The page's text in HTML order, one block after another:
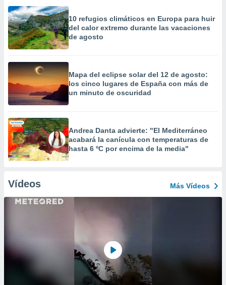
10 refugios climáticos en Europa para huir
del calor extremo durante las vacaciones
de agosto
Mapa del eclipse solar del 12 de agosto:
los cinco lugares de España con más de
un minuto de oscuridad
Andrea Danta advierte: "El Mediterráneo
acabará la canícula con temperaturas de
hasta 6 ºC por encima de la media"
Vídeos Más Vídeos